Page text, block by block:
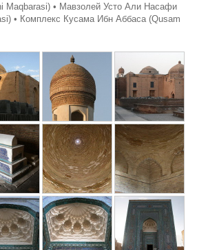
Maqbarasi) • Мавзолей Усто Али Насафи
• Комплекс Кусама Ибн Аббаса (Qusam